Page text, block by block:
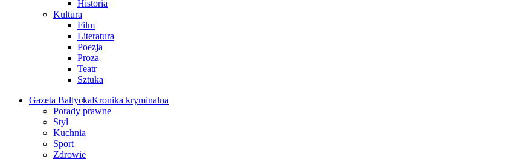
Historia
Kultura
Film
Literatura
Poezja
Proza
Teatr
Sztuka
Gazeta BałtyckaKronika kryminalna
Porady prawne
Styl
Kuchnia
Sport
Zdrowie